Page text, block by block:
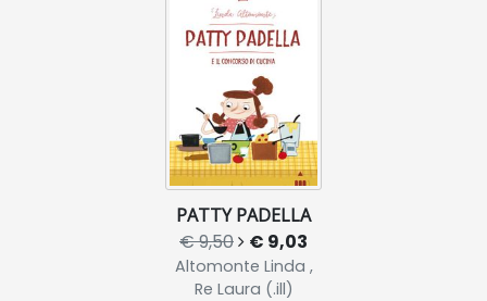
PATTY PADELLA
€ 9,50 € 9,03
Altomonte Linda ,
Re Laura (.ill)